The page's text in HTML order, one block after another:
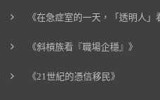
《在急症室的一天，「透明人」
《斜槓族看『職場企穩』》
《21世紀的憑信移民》